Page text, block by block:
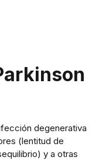
degenerativa
(lentitud de
y a otras